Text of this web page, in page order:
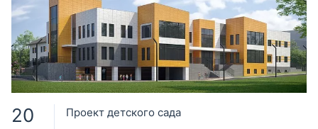
20 Проект детского сада